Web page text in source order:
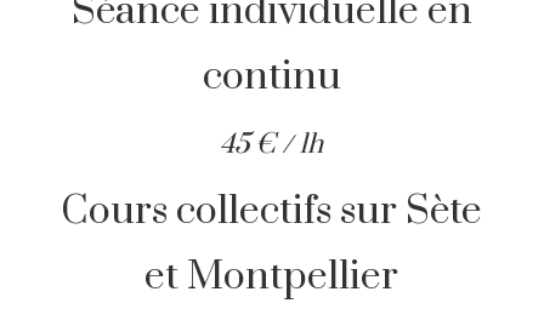
Séance individuelle en
continu
45 € / 1h
Cours collectifs sur Sète
et Montpellier